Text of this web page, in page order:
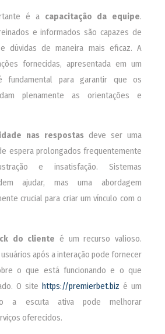
é a capacitação da equipe.
e informados são capazes de
dúvidas de maneira mais eficaz. A
fornecidas, apresentada em um
fundamental para garantir que os
plenamente as orientações e
nas respostas deve ser uma
espera prolongados frequentemente
e insatisfação. Sistemas
ajudar, mas uma abordagem
crucial para criar um vínculo com o
do cliente é um recurso valioso.
após a interação pode fornecer
o que está funcionando e o que
O site https://premierbet.biz é um
a escuta ativa pode melhorar
oferecidos.